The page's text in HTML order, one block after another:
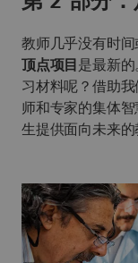
教师几乎没有时
顶点项目 是最新
习材料呢？借助
师和专家的集体
生提供面向未来的